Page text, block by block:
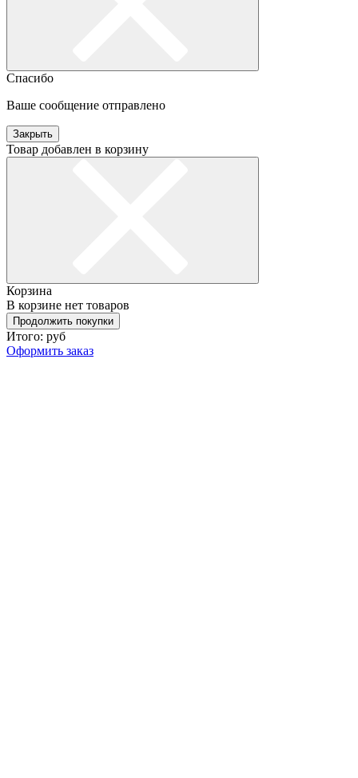
Спасибо
Ваше сообщение отправлено
Закрыть
Товар добавлен в корзину
Корзина
В корзине нет товаров
Продолжить покупки
Итого: руб
Оформить заказ